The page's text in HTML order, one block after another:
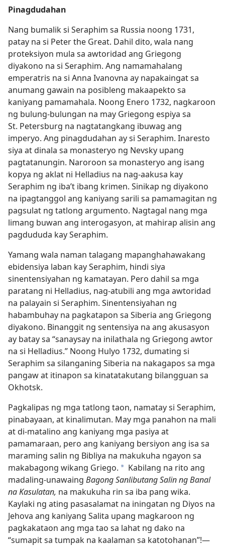
Pinagdudahan
Nang bumalik si Seraphim sa Russia noong 1731,
patay na si Peter the Great. Dahil dito, wala nang
proteksiyon mula sa awtoridad ang Griegong
diyakono na si Seraphim. Ang namamahalang
emperatris na si Anna Ivanovna ay napakaingat sa
anumang gawain na posibleng makaapekto sa
kaniyang pamamahala. Noong Enero 1732, nagkaroon
ng bulung-bulungan na may Griegong espiya sa
St. Petersburg na nagtatangkang ibuwag ang
imperyo. Ang pinagdudahan ay si Seraphim. Inaresto
siya at dinala sa monasteryo ng Nevsky upang
pagtatanungin. Naroroon sa monasteryo ang isang
kopya ng aklat ni Helladius na nag-aakusa kay
Seraphim ng iba’t ibang krimen. Sinikap ng diyakono
na ipagtanggol ang kaniyang sarili sa pamamagitan ng
pagsulat ng tatlong argumento. Nagtagal nang mga
limang buwan ang interogasyon, at mahirap alisin ang
pagdududa kay Seraphim.
Yamang wala naman talagang mapanghahawakang
ebidensiya laban kay Seraphim, hindi siya
sinentensiyahan ng kamatayan. Pero dahil sa mga
paratang ni Helladius, nag-atubili ang mga awtoridad
na palayain si Seraphim. Sinentensiyahan ng
habambuhay na pagkatapon sa Siberia ang Griegong
diyakono. Binanggit ng sentensiya na ang akusasyon
ay batay sa “sanaysay na inilathala ng Griegong awtor
na si Helladius.” Noong Hulyo 1732, dumating si
Seraphim sa silanganing Siberia na nakagapos sa mga
pangaw at itinapon sa kinatatakutang bilangguan sa
Okhotsk.
Pagkalipas ng mga tatlong taon, namatay si Seraphim,
pinabayaan, at kinalimutan. May mga panahon na mali
at di-matalino ang kaniyang mga pasiya at
pamamaraan, pero ang kaniyang bersiyon ang isa sa
maraming salin ng Bibliya na makukuha ngayon sa
makabagong wikang Griego. * Kabilang na rito ang
madaling-unawaing Bagong Sanlibutang Salin ng Banal
na Kasulatan, na makukuha rin sa iba pang wika.
Kaylaki ng ating pasasalamat na iningatan ng Diyos na
Jehova ang kaniyang Salita upang magkaroon ng
pagkakataon ang mga tao sa lahat ng dako na
“sumapit sa tumpak na kaalaman sa katotohanan”!​—